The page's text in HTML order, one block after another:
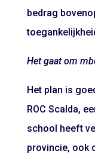
bedrag
Het gaat om
Het plan is
ROC Scalda,
school heeft
provincie, ook